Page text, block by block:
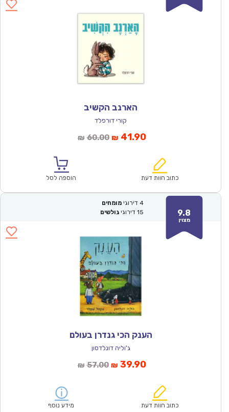
הארנב הקשיב
קורי דורפלד
₪ 60.00המחיר
₪60.00.
₪ 41.90המחיר
הוא:
כתוב חוות דעת הוספה לסל
9.8
מצוין
4 דירוגי מומחים
15 דירוגי גולשים
הענק הכי גנדרן בעולם
ג'וליה דונלדסון
₪ 57.00המחיר
₪57.00.
₪ 39.90המחיר
הוא:
כתוב חוות דעת מידע נוסף